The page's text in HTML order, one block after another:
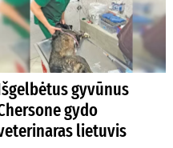
gyvūnus
gydo
lietuvis